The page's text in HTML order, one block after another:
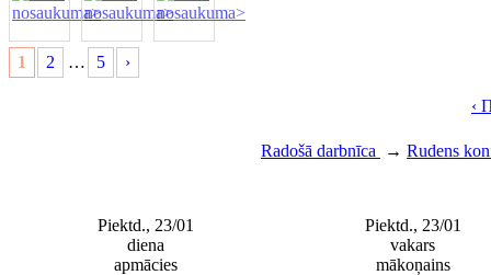
‹
Radošā darbnīca → Rudens
1 2 … 5 ›
Piektd., 23/01
diena
apmācies
Piektd., 23/01
vakars
mākoņains